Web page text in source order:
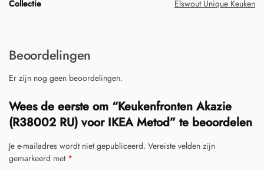
Collectie Elswout Unique Keuken
Beoordelingen
Er zijn nog geen beoordelingen.
Wees de eerste om “Keukenfronten Akazie
(R38002 RU) voor IKEA Metod” te beoordelen
Je e-mailadres wordt niet gepubliceerd. Vereiste velden zijn
gemarkeerd met *